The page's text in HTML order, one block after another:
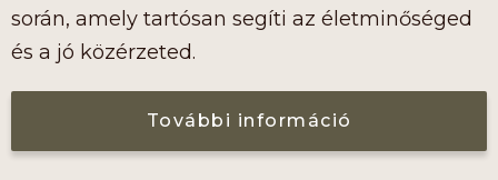
során, amely tartósan segíti az életminőséged
és a jó közérzeted.
További információ